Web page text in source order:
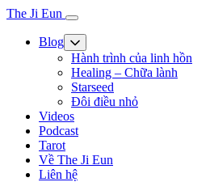
The Ji Eun
Blog
Hành trình của linh hồn
Healing – Chữa lành
Starseed
Đôi điều nhỏ
Videos
Podcast
Tarot
Về The Ji Eun
Liên hệ